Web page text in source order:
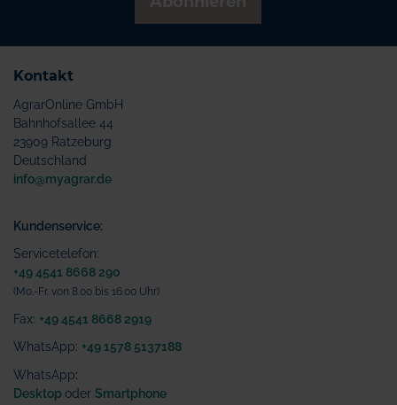
Kontakt
AgrarOnline GmbH
Bahnhofsallee 44
23909 Ratzeburg
Deutschland
info@myagrar.de
Kundenservice:
Servicetelefon:
+49 4541 8668 290
(Mo.-Fr. von 8.00 bis 16.00 Uhr)
Fax: +49 4541 8668 2919
WhatsApp: +49 1578 5137188
WhatsApp:
Desktop oder Smartphone